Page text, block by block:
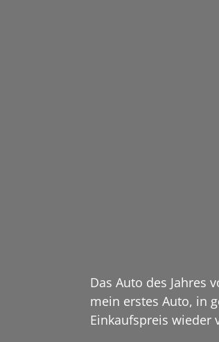
Das Auto des Jahres
mein erstes Auto, in
Einkaufspreis wieder